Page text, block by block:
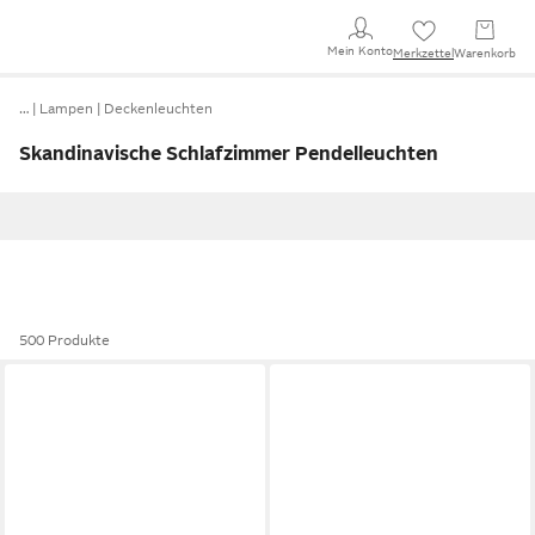
Mein KontoMerkzettel Warenkorb
… Lampen Deckenleuchten
Skandinavische Schlafzimmer Pendelleuchten
500 Produkte